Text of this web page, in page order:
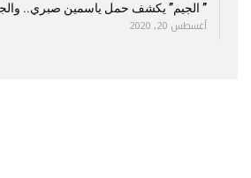
” الجيم” يكشف حمل ياسمين صبري..
أغسطس 20, 2020